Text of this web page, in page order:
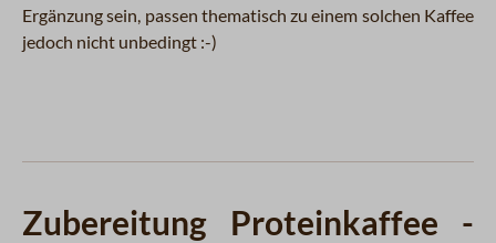
Ergänzung sein, passen thematisch zu einem solchen Kaffee
jedoch nicht unbedingt :-)
Zubereitung Proteinkaffee -